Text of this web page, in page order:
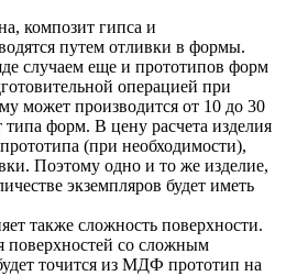
композит гипса и
путем отливки в формы.
случаем еще и прототипов форм
операцией при
может производится от 10 до 30
типа форм. В цену расчета изделия
(при необходимости),
Поэтому одно и то же изделие,
экземпляров будет иметь
также сложность поверхности.
поверхностей со сложным
точится из МДФ прототип на